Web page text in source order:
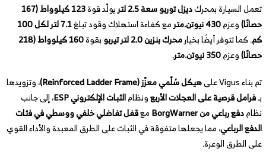
تعمل السيارة بمحركديزل توربو سعة 2.5 لتر يولّد قوة
123 كيلوواط (167
حصانًا)وعزم430 نيوتن.متر مع كفاءة استهلاك وقود تبلغ
7.1 لتر لكل 100
كم. كما تتوفر أيضًا بخيارمحرك بنزين 2.0 لتر تيربو بقوة
160 كيلوواط (218
حصانًا)وعزم350 نيوتن.متر
.
تم بناء Vigus على
هيكل سُلّمي معزّز (Reinforced Ladder Frame)
، وتزويدها
بـفرامل قرصية على العجلات الأربعونظامالثبات الإلكتروني ESP
، إلى جانب
نظامدفع رباعي من BorgWarner معقفل تفاضلي خلفي ووسطي في فئات
الدفع الرباعي، مما يجعلها متفوقة في الثبات على الطرق المعبدة والأداء القوي
على الطرق الوعرة.